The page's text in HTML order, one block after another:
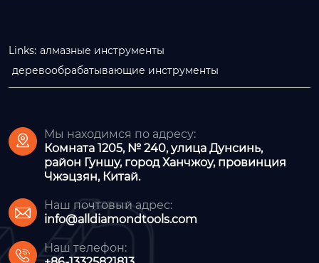
Links: алмазные инструменты
деревообрабатывающие инструменты

Мы находимся по адресу:
Комната 1205, № 240, улица Дунсинь,
район Гуншу, город Ханчжоу, провинция
Чжэцзян, Китай.

Наш почтовый адрес:
info@alldiamondtools.com

Наш телефон: